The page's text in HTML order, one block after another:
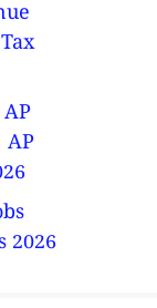
AP
2026